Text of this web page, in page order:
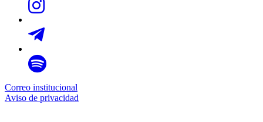
Correo institucional
Aviso de privacidad